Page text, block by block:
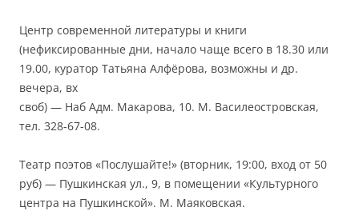
Центр современной литературы и книги
(нефиксированные дни, начало чаще всего в 18.30 или
19.00, куратор Татьяна Алфёрова, возможны и др.
вечера, вх
своб) — Наб Адм. Макарова, 10. М. Василеостровская,
тел. 328-67-08.
Театр поэтов «Послушайте!» (вторник, 19:00, вход от 50
руб) — Пушкинская ул., 9, в помещении «Культурного
центра на Пушкинской». М. Маяковская.